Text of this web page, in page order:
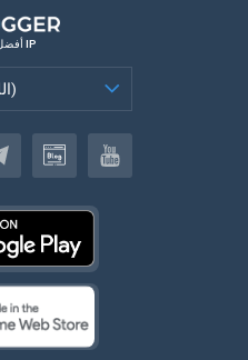
أفضل مسجل IP
(اللغة العربية)
(اللغة العربية)